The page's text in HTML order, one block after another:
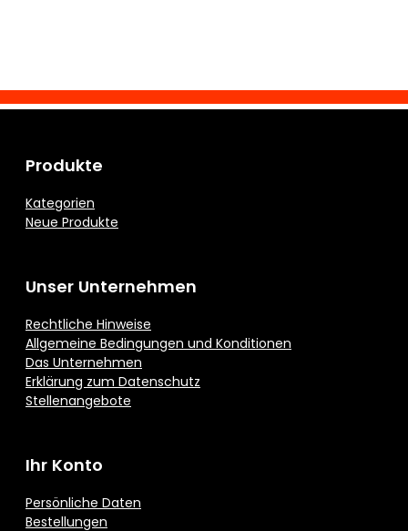
Produkte
Kategorien
Neue Produkte
Unser Unternehmen
Rechtliche Hinweise
Allgemeine Bedingungen und Konditionen
Das Unternehmen
Erklärung zum Datenschutz
Stellenangebote
Ihr Konto
Persönliche Daten
Bestellungen